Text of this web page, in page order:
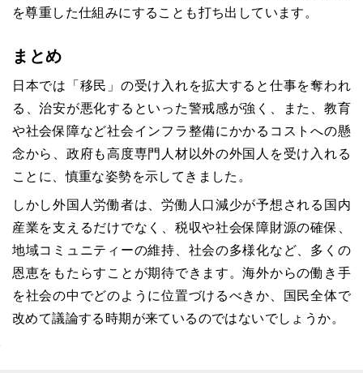
を尊重した仕組みにすることも打ち出しています。
まとめ
日本では「移民」の受け入れを拡大すると仕事を奪われ
る、治安が悪化するといった警戒感が強く、また、教育
や社会保障など社会インフラ整備にかかるコストへの懸
念から、政府も高度専門人材以外の外国人を受け入れる
ことに、慎重な姿勢を示してきました。
しかし外国人労働者は、労働人口減少が予想される国内
産業を支えるだけでなく、税収や社会保障財源の確保、
地域コミュニティーの維持、社会の多様化など、多くの
恩恵をもたらすことが期待できます。海外からの働き手
を社会の中でどのように位置づけるべきか、国民全体で
改めて議論する時期が来ているのではないでしょうか。